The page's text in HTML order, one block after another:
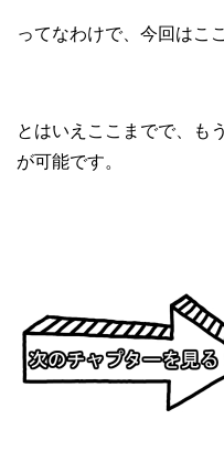
ってなわけで、今回はこ
とはいえここまでで、も
が可能です。